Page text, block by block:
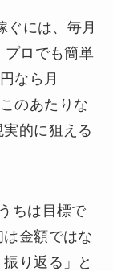
ぐには、毎月
プロでも簡単
なら月
のあたりな
的に狙える
ちは目標で
金額ではな
り返る」と